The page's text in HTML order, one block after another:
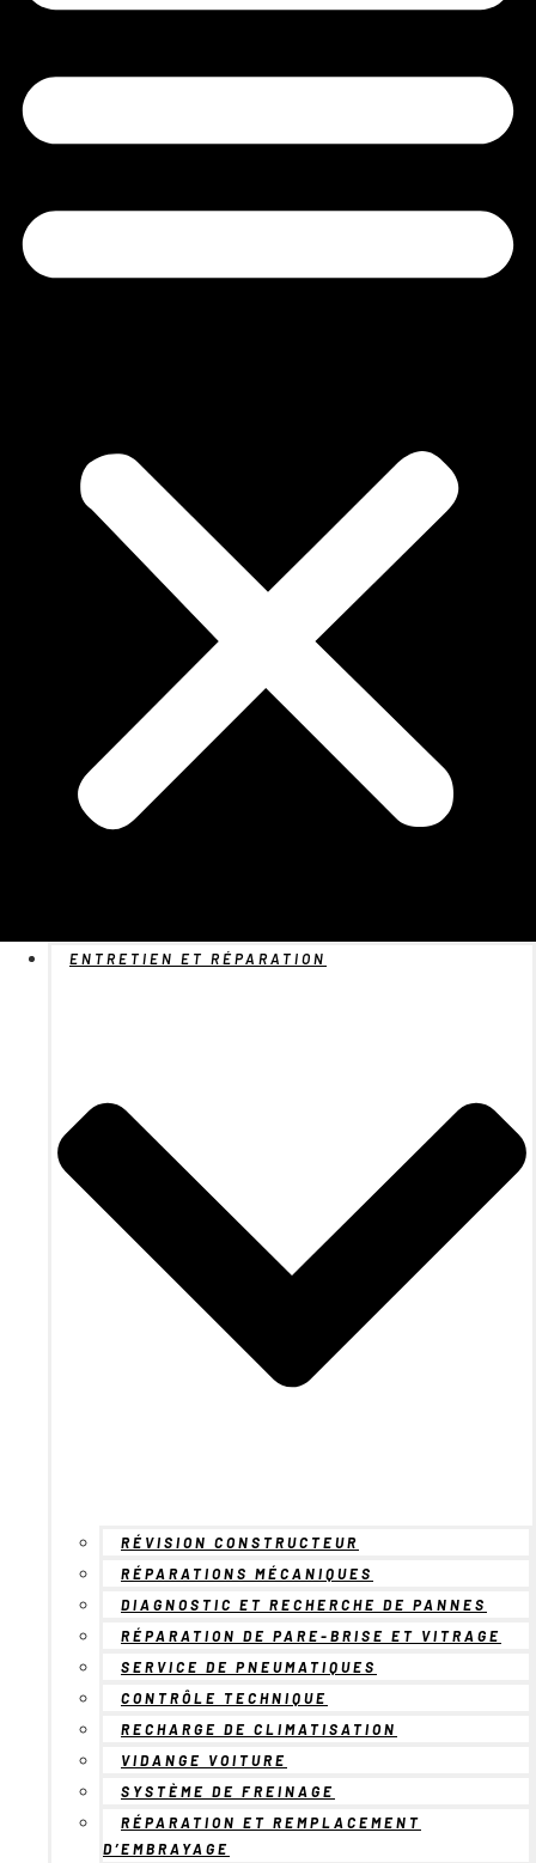
ENTRETIEN ET RÉPARATION
RÉVISION CONSTRUCTEUR
RÉPARATIONS MÉCANIQUES
DIAGNOSTIC ET RECHERCHE DE PANNES
RÉPARATION DE PARE-BRISE ET VITRAGE
SERVICE DE PNEUMATIQUES
CONTRÔLE TECHNIQUE
RECHARGE DE CLIMATISATION
VIDANGE VOITURE
SYSTÈME DE FREINAGE
RÉPARATION ET REMPLACEMENT
D’EMBRAYAGE